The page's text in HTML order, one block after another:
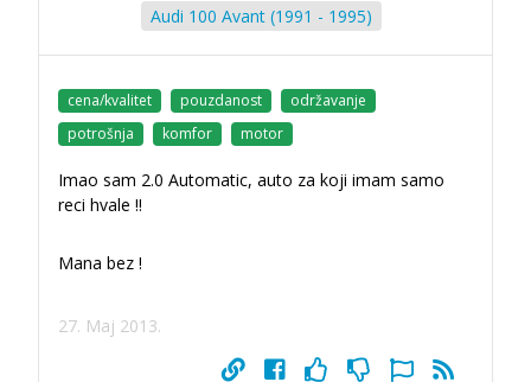
Audi 100 Avant (1991 - 1995)
cena/kvalitet pouzdanost
održavanje
potrošnja
komfor motor
Imao sam 2.0 Automatic, auto za koji imam samo
reci hvale !!
Mana bez !
27. Maj 2013.